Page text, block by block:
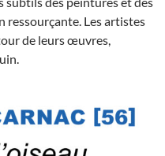
ressourçante. Les artistes
de leurs œuvres,